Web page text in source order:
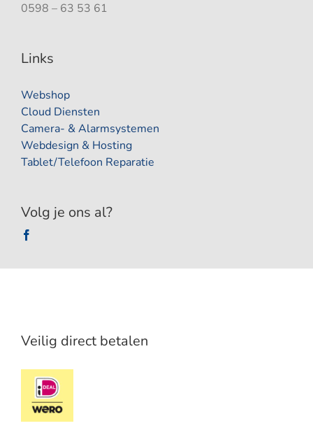
0598 – 63 53 61
Links
Webshop
Cloud Diensten
Camera- & Alarmsystemen
Webdesign & Hosting
Tablet/Telefoon Reparatie
Volg je ons al?
Veilig direct betalen